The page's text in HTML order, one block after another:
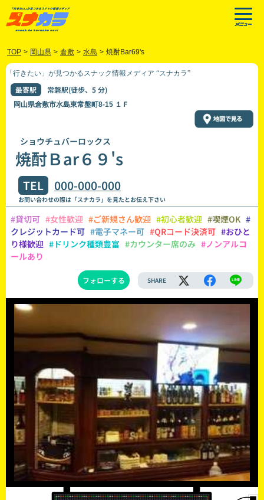
TOP > 岡山県 > 倉敷 > 水島 > 焼酎Bar69's
「行きたい」が見つかるスナック情報メディア “スナカラ”
最寄駅 常磐駅(徒歩、5 分)
岡山県倉敷市水島東常盤町8-15 １Ｆ
ショウチュバーロックス
焼酎Ｂar６９'s
TEL 000-000-000
お問い合わせの際は「スナカラ」を見たとお伝え下さい
#貸切可 #女性歓迎 #ご新規さん歓迎 #初心者歓迎 #喫煙OK #
クレジットカード可 #電子マネー可 #QRコード決済可 #おひと
り様歓迎 #ドリンク種類豊富 #カウンター席のみ #ノンアルコ
ールあり
フォローする SHARE